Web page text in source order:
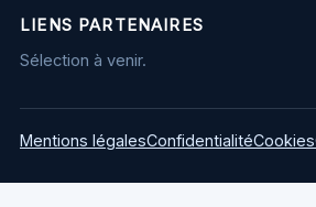
LIENS PARTENAIRES
Sélection à venir.
Mentions légalesConfidentialitéCookies